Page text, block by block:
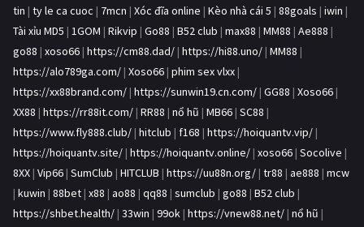
tin | ty le ca cuoc | 7mcn | Xóc đĩa online | Kèo nhà cái 5 | 88goals | iwin |
Tài xỉu MD5 | 1GOM | Rikvip | Go88 | B52 club | max88 | MM88 | Ae888 |
go88 | xoso66 | https://cm88.dad/ | https://hi88.uno/ | MM88 |
https://alo789ga.com/ | Xoso66 | phim sex vlxx |
https://xx88brand.com/ | https://sunwin19.cn.com/ | GG88 | Xoso66 |
XX88 | https://rr88it.com/ | RR88 | nổ hũ | MB66 | SC88 |
https://www.fly888.club/ | hitclub | f168 | https://hoiquantv.vip/ |
https://hoiquantv.site/ | https://hoiquantv.online/ | xoso66 | Socolive |
8XX | Vip66 | SumClub | HITCLUB | https://uu88n.org/ | tr88 | ae888 | mcw
| kuwin | 88bet | x88 | ao88 | qq88 | sumclub | go88 | B52 club |
https://shbet.health/ | 33win | 99ok | https://vnew88.net/ | nổ hũ |